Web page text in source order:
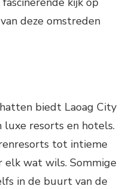
deze omstreden
biedt Laoag City
luxe resorts en hotels.
tot intieme
elk wat wils. Sommige
in de buurt van de